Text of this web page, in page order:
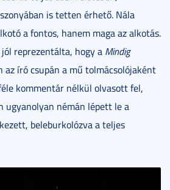
is tetten érhető. Nála
a fontos, hanem maga az alkotás.
reprezentálta, hogy a Mindig
az író csupán a mű tolmácsolójaként
kommentár nélkül olvasott fel,
ugyanolyan némán lépett le a
beleburkolózva a teljes